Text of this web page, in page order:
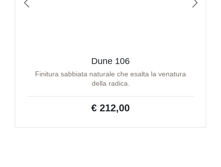
Dune 106
Finitura sabbiata naturale che esalta la venatura
della radica.
€ 212,00